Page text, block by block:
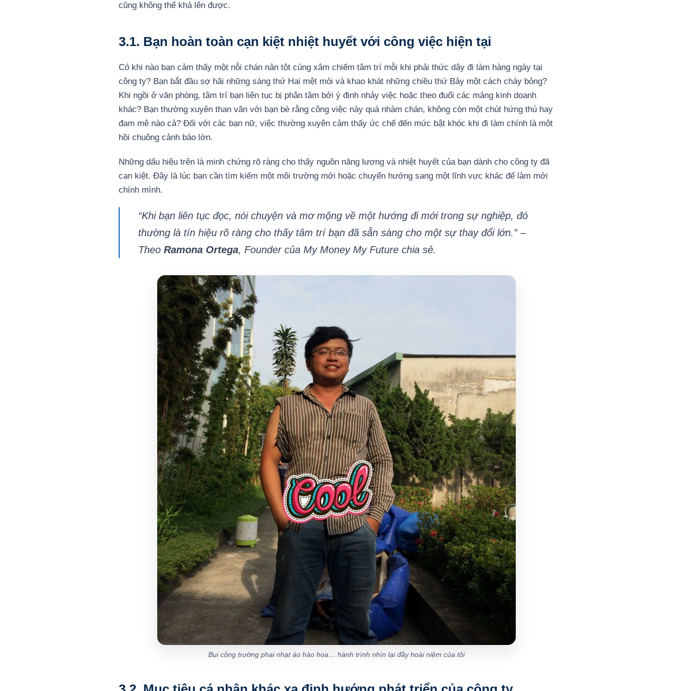
cũng không thể khá lên được.
3.1. Bạn hoàn toàn cạn kiệt nhiệt huyết với công việc hiện tại
Có khi nào bạn cảm thấy một nỗi chán nản tột cùng xâm chiếm tâm trí mỗi khi phải thức dậy đi làm hàng ngày tại
công ty? Bạn bắt đầu sợ hãi những sáng thứ Hai mệt mỏi và khao khát những chiều thứ Bảy một cách cháy bỏng?
Khi ngồi ở văn phòng, tâm trí bạn liên tục bị phân tâm bởi ý định nhảy việc hoặc theo đuổi các mảng kinh doanh
khác? Bạn thường xuyên than vãn với bạn bè rằng công việc này quá nhàm chán, không còn một chút hứng thú hay
đam mê nào cả? Đối với các bạn nữ, việc thường xuyên cảm thấy ức chế đến mức bật khóc khi đi làm chính là một
hồi chuông cảnh báo lớn.
Những dấu hiệu trên là minh chứng rõ ràng cho thấy nguồn năng lượng và nhiệt huyết của bạn dành cho công ty đã
cạn kiệt. Đây là lúc bạn cần tìm kiếm một môi trường mới hoặc chuyển hướng sang một lĩnh vực khác để làm mới
chính mình.
“Khi bạn liên tục đọc, nói chuyện và mơ mộng về một hướng đi mới trong sự nghiệp, đó
thường là tín hiệu rõ ràng cho thấy tâm trí bạn đã sẵn sàng cho một sự thay đổi lớn.” –
TheoRamona Ortega, Founder của My Money My Future chia sẻ.
Bụi công trường phai nhạt áo hào hoa… hành trình nhìn lại đầy hoài niệm của tôi